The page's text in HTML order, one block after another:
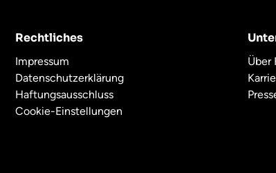
Rechtliches
Impressum
Datenschutzerklärung
Haftungsausschluss
Cookie-Einstellungen
Über